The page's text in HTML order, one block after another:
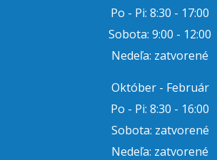
Po - Pi: 8:30 - 17:00
Sobota: 9:00 - 12:00
Nedeľa: zatvorené
Október - Február
Po - Pi: 8:30 - 16:00
Sobota: zatvorené
Nedeľa: zatvorené